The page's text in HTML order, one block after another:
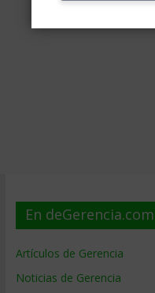
En deGerencia.com
Artículos de Gerencia
Noticias de Gerencia